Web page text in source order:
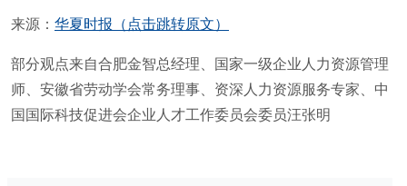
来源： 华夏时报（点击跳转原文）
部分观点来自合肥金智总经理、国家一级企业人力资源管理
师、安徽省劳动学会常务理事、资深人力资源服务专家、中
国国际科技促进会企业人才工作委员会委员汪张明